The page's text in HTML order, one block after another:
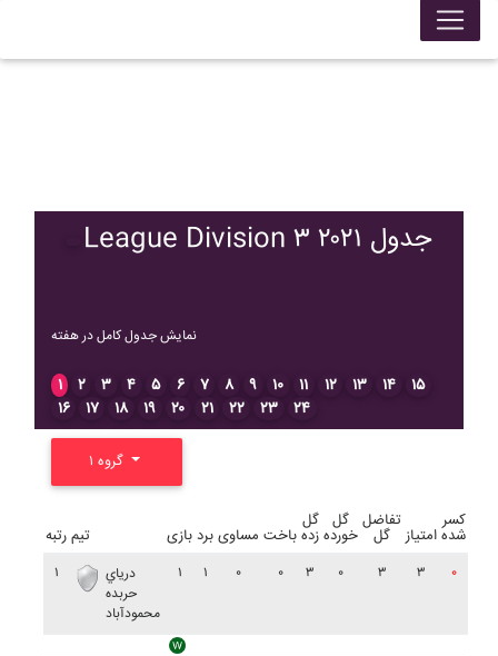
League Division ۳ ۲۰۲۱ جدول
نمایش جدول کامل در هفته
۱ ۲ ۳ ۴ ۵ ۶ ۷ ۸ ۹ ۱۰ ۱۱ ۱۲ ۱۳ ۱۴
۱۵
۱۶
۱۷ ۱۸ ۱۹ ۲۰ ۲۱ ۲۲ ۲۳ ۲۴
رتبه تیم بازی برد مساوی باخت
گل
زده
گل
خورده
تفاضل
گل امتیاز
کسر
شده
۱
درياي
حربده
محمودآباد
۱ ۱ ۰ ۰ ۳ ۰ ۳ ۳ ۰